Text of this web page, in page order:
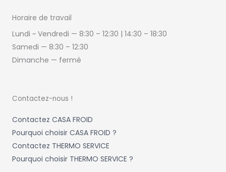
Horaire de travail
Lundi ~ Vendredi — 8:30 – 12:30 | 14:30 – 18:30
Samedi — 8:30 – 12:30
Dimanche — fermé
Contactez-nous !
Contactez CASA FROID
Pourquoi choisir CASA FROID ?
Contactez THERMO SERVICE
Pourquoi choisir THERMO SERVICE ?